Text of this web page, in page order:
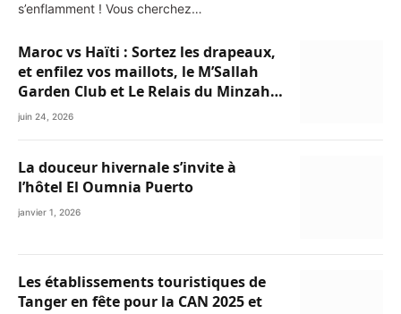
s’enflamment ! Vous cherchez…
Maroc vs Haïti : Sortez les drapeaux,
et enfilez vos maillots, le M’Sallah
Garden Club et Le Relais du Minzah
s’enflamment !
juin 24, 2026
La douceur hivernale s’invite à
l’hôtel El Oumnia Puerto
janvier 1, 2026
Les établissements touristiques de
Tanger en fête pour la CAN 2025 et